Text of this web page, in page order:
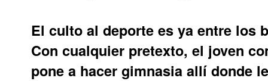
El culto al deporte es ya entre los
Con cualquier pretexto, el joven
pone a hacer gimnasia allí donde